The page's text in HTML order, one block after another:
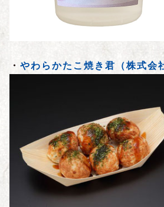
・ やわらかたこ焼き君（株式会